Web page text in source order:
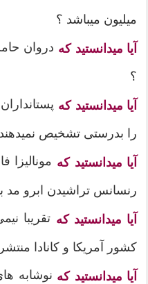
میلیون میباشد ؟
آیا میدانستید که
؟
آیا میدانستید که
را بدرستی تشخیص
آیا میدانستید که مونالیزا
رنسانس تراشیدن ابرو مد
آیا میدانستید که تقریبا
کشور آمریکا و کانادا
آیا میدانستید که نوشابه